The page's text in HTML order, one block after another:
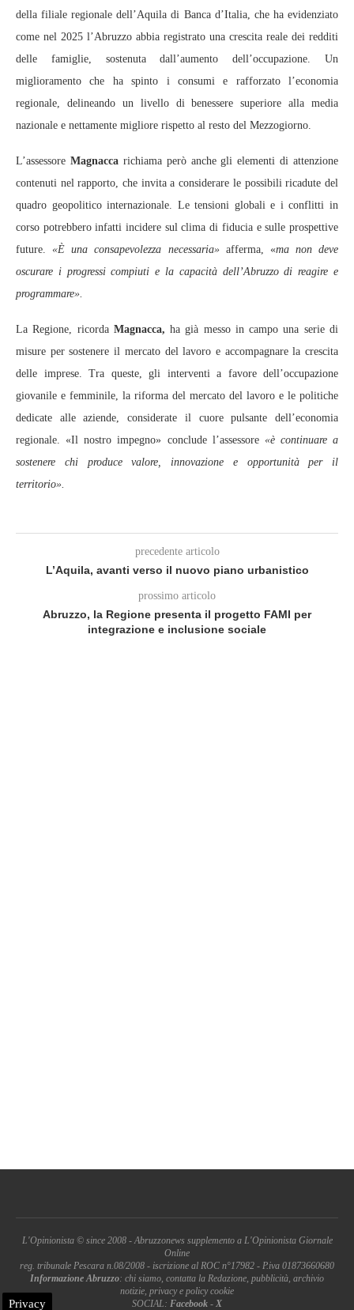
della filiale regionale dell’Aquila di Banca d’Italia, che ha evidenziato
come nel 2025 l’Abruzzo abbia registrato una crescita reale dei redditi
delle famiglie, sostenuta dall’aumento dell’occupazione. Un
miglioramento che ha spinto i consumi e rafforzato l’economia
regionale, delineando un livello di benessere superiore alla media
nazionale e nettamente migliore rispetto al resto del Mezzogiorno.
L’assessore Magnaccarichiama però anche gli elementi di attenzione
contenuti nel rapporto, che invita a considerare le possibili ricadute del
quadro geopolitico internazionale. Le tensioni globali e i conflitti in
corso potrebbero infatti incidere sul clima di fiducia e sulle prospettive
future.«È una consapevolezza necessaria»afferma, «ma non deve
oscurare i progressi compiuti e la capacità dell’Abruzzo di reagire e
programmare».
La Regione, ricorda Magnacca, ha già messo in campo una serie di
misure per sostenere il mercato del lavoro e accompagnare la crescita
delle imprese. Tra queste, gli interventi a favore dell’occupazione
giovanile e femminile, la riforma del mercato del lavoro e le politiche
dedicate alle aziende, considerate il cuore pulsante dell’economia
regionale. «Il nostro impegno» conclude l’assessore«è continuare a
sostenere chi produce valore, innovazione e opportunità per il
territorio».
precedente articolo
L’Aquila, avanti verso il nuovo piano urbanistico
prossimo articolo
Abruzzo, la Regione presenta il progetto FAMI per
integrazione e inclusione sociale
L'Opinionista © since 2008 - Abruzzonews supplemento a L'Opinionista Giornale
Online
reg. tribunale Pescara n.08/2008 - iscrizione al ROC n°17982 - P.iva 01873660680
Informazione Abruzzo: chi siamo, contatta la Redazione, pubblicità, archivio
notizie, privacy e policy cookie
SOCIAL: Facebook - X
Privacy